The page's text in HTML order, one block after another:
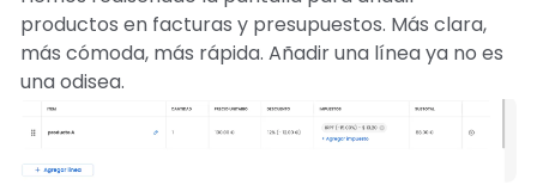
productos en facturas y presupuestos. Más clara,
más cómoda, más rápida. Añadir una línea ya no es
una odisea.